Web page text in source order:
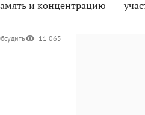
и концентрацию
11 065